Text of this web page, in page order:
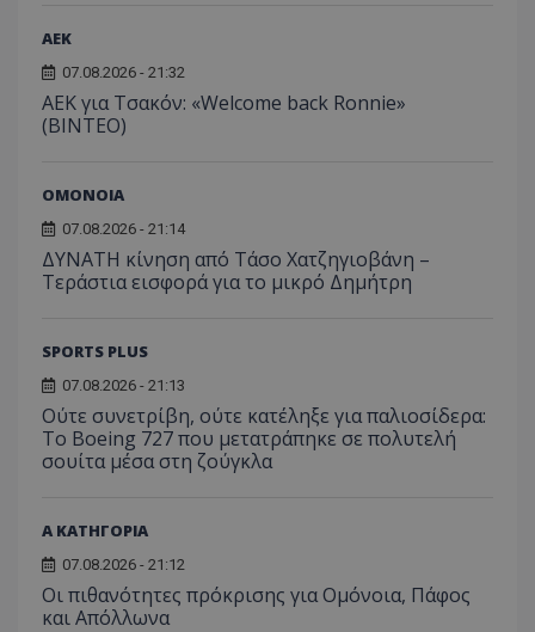
ΑEK
07.08.2026 - 21:32
ΑΕΚ για Τσακόν: «Welcome back Ronnie»
(ΒΙΝΤΕΟ)
ΟΜΟΝΟΙΑ
07.08.2026 - 21:14
ΔΥΝΑΤΗ κίνηση από Τάσο Χατζηγιοβάνη –
Τεράστια εισφορά για το μικρό Δημήτρη
SPORTS PLUS
07.08.2026 - 21:13
Ούτε συνετρίβη, ούτε κατέληξε για παλιοσίδερα:
Το Boeing 727 που μετατράπηκε σε πολυτελή
σουίτα μέσα στη ζούγκλα
Α ΚΑΤΗΓΟΡΙΑ
07.08.2026 - 21:12
Οι πιθανότητες πρόκρισης για Ομόνοια, Πάφος
και Απόλλωνα